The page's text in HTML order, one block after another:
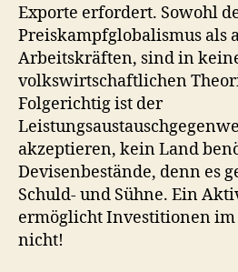
Exporte erfordert. Sowohl
Preiskampfglobalismus als
Arbeitskräften, sind in
volkswirtschaftlichen
Folgerichtig ist der
akzeptieren, kein Land
Devisenbestände, denn es
Schuld- und Sühne. Ein
ermöglicht Investitionen
nicht!